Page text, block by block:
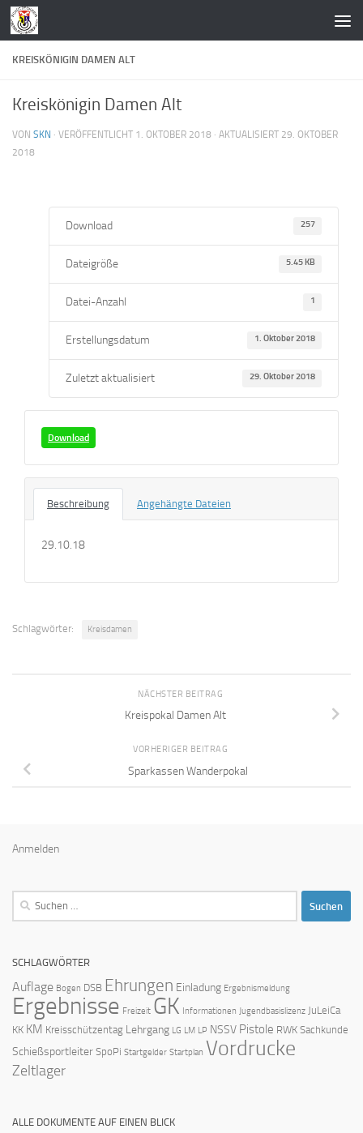
Zum Inhalt springen
KREISKÖNIGIN DAMEN ALT
Kreiskönigin Damen Alt
VON SKN · VERÖFFENTLICHT 1. OKTOBER 2018 · AKTUALISIERT 29. OKTOBER
2018
Download 257
Dateigröße 5.45 KB
Datei-Anzahl 1
Erstellungsdatum 1. Oktober 2018
Zuletzt aktualisiert 29. Oktober 2018
Download
Beschreibung Angehängte Dateien
29.10.18
Schlagwörter: Kreisdamen
NÄCHSTER BEITRAG
Kreispokal Damen Alt
VORHERIGER BEITRAG
Sparkassen Wanderpokal
Anmelden
Suchen
nach:
SCHLAGWÖRTER
Auflage Bogen DSB Ehrungen Einladung Ergebnismeldung
Ergebnisse Freizeit GK Informationen Jugendbasislizenz JuLeiCa
KK KM Kreisschützentag Lehrgang LG LM LP NSSV Pistole RWK Sachkunde
Schießsportleiter SpoPi Startgelder Startplan Vordrucke
Zeltlager
ALLE DOKUMENTE AUF EINEN BLICK